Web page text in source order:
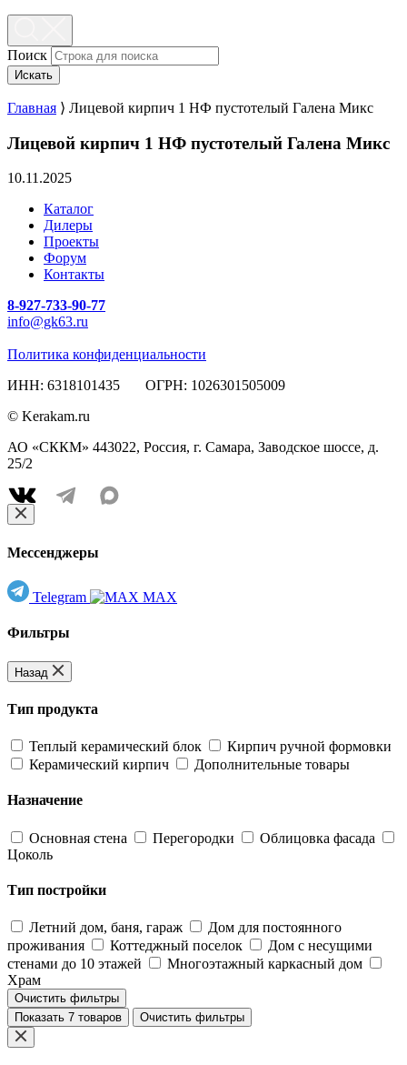
Поиск
Искать
Главная ⟩ Лицевой кирпич 1 НФ пустотелый Галена Микс
Лицевой кирпич 1 НФ пустотелый Галена Микс
10.11.2025
Каталог
Дилеры
Проекты
Форум
Контакты
8-927-733-90-77
info@gk63.ru
Политика конфиденциальности
ИНН: 6318101435 ОГРН: 1026301505009
© Kerakam.ru
АО «СККМ» 443022, Россия, г. Самара, Заводское шоссе, д.
25/2
Мессенджеры
Telegram MAX
Фильтры
Назад
Тип продукта
Теплый керамический блок
Кирпич ручной формовки
Керамический кирпич
Дополнительные товары
Назначение
Основная стена Перегородки
Облицовка фасада
Цоколь
Тип постройки
Летний дом, баня, гараж
Дом для постоянного
проживания
Коттеджный поселок
Дом с несущими
стенами до 10 этажей
Многоэтажный каркасный дом
Храм
Очистить фильтры
Показать 7 товаров
Очистить фильтры